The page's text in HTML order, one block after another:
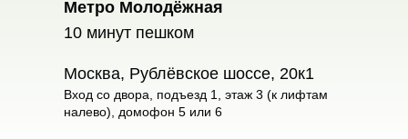
Метро Молодёжная
10 минут пешком
Москва, Рублёвское шоссе, 20к1
Вход со двора, подъезд 1, этаж 3 (к лифтам
налево), домофон 5 или 6